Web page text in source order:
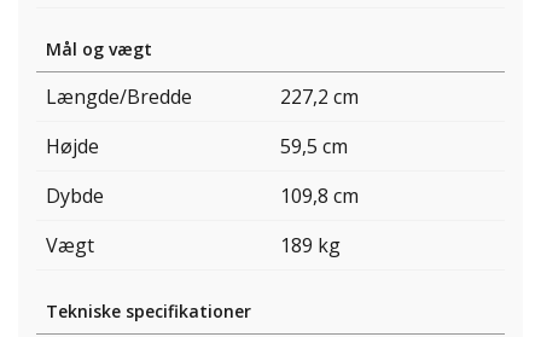
Mål og vægt
Længde/Bredde
227,2 cm
Højde
59,5 cm
Dybde
109,8 cm
Vægt
189 kg
Tekniske specifikationer